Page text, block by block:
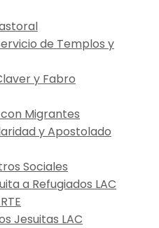
de Templos y
y Fabro
Migrantes
y Apostolado
Sociales
a Refugiados LAC
Jesuitas LAC